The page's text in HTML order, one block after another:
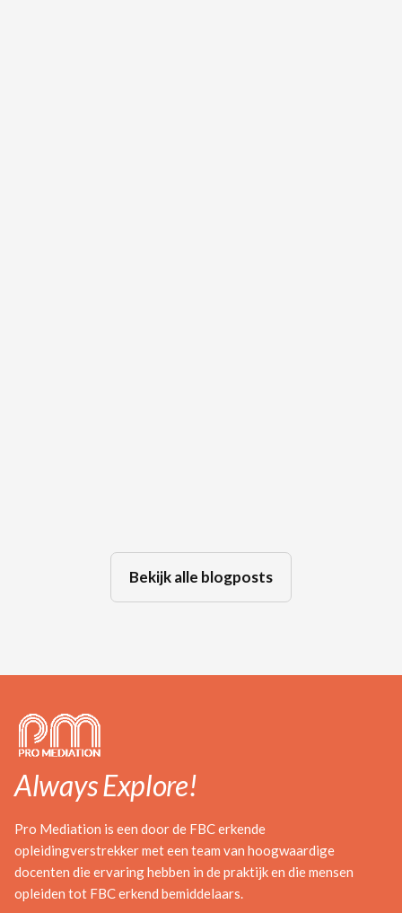
Bekijk alle blogposts
Always Explore!
Pro Mediation is een door de FBC erkende
opleidingverstrekker met een team van hoogwaardige
docenten die ervaring hebben in de praktijk en die mensen
opleiden tot FBC erkend bemiddelaars.